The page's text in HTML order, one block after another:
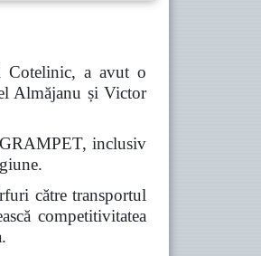
Cotelinic, a avut o
Almăjanu și Victor
inclusiv
către transportul
competitivitatea